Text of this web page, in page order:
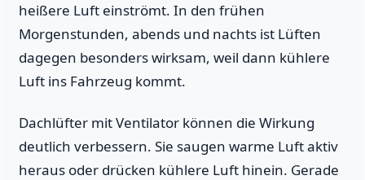
heißere Luft einströmt. In den frühen
Morgenstunden, abends und nachts ist Lüften
dagegen besonders wirksam, weil dann kühlere
Luft ins Fahrzeug kommt.
Dachlüfter mit Ventilator können die Wirkung
deutlich verbessern. Sie saugen warme Luft aktiv
heraus oder drücken kühlere Luft hinein. Gerade